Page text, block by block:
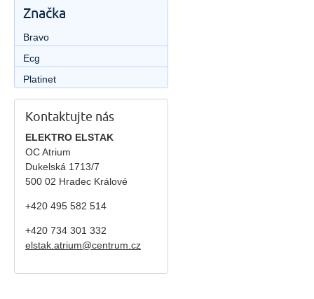
Značka
Bravo
Ecg
Platinet
Kontaktujte nás
ELEKTRO ELSTAK
OC Atrium
Dukelská 1713/7
500 02 Hradec Králové
+420 495 582 514
+420 734 301 332
elstak.atrium@centrum.cz